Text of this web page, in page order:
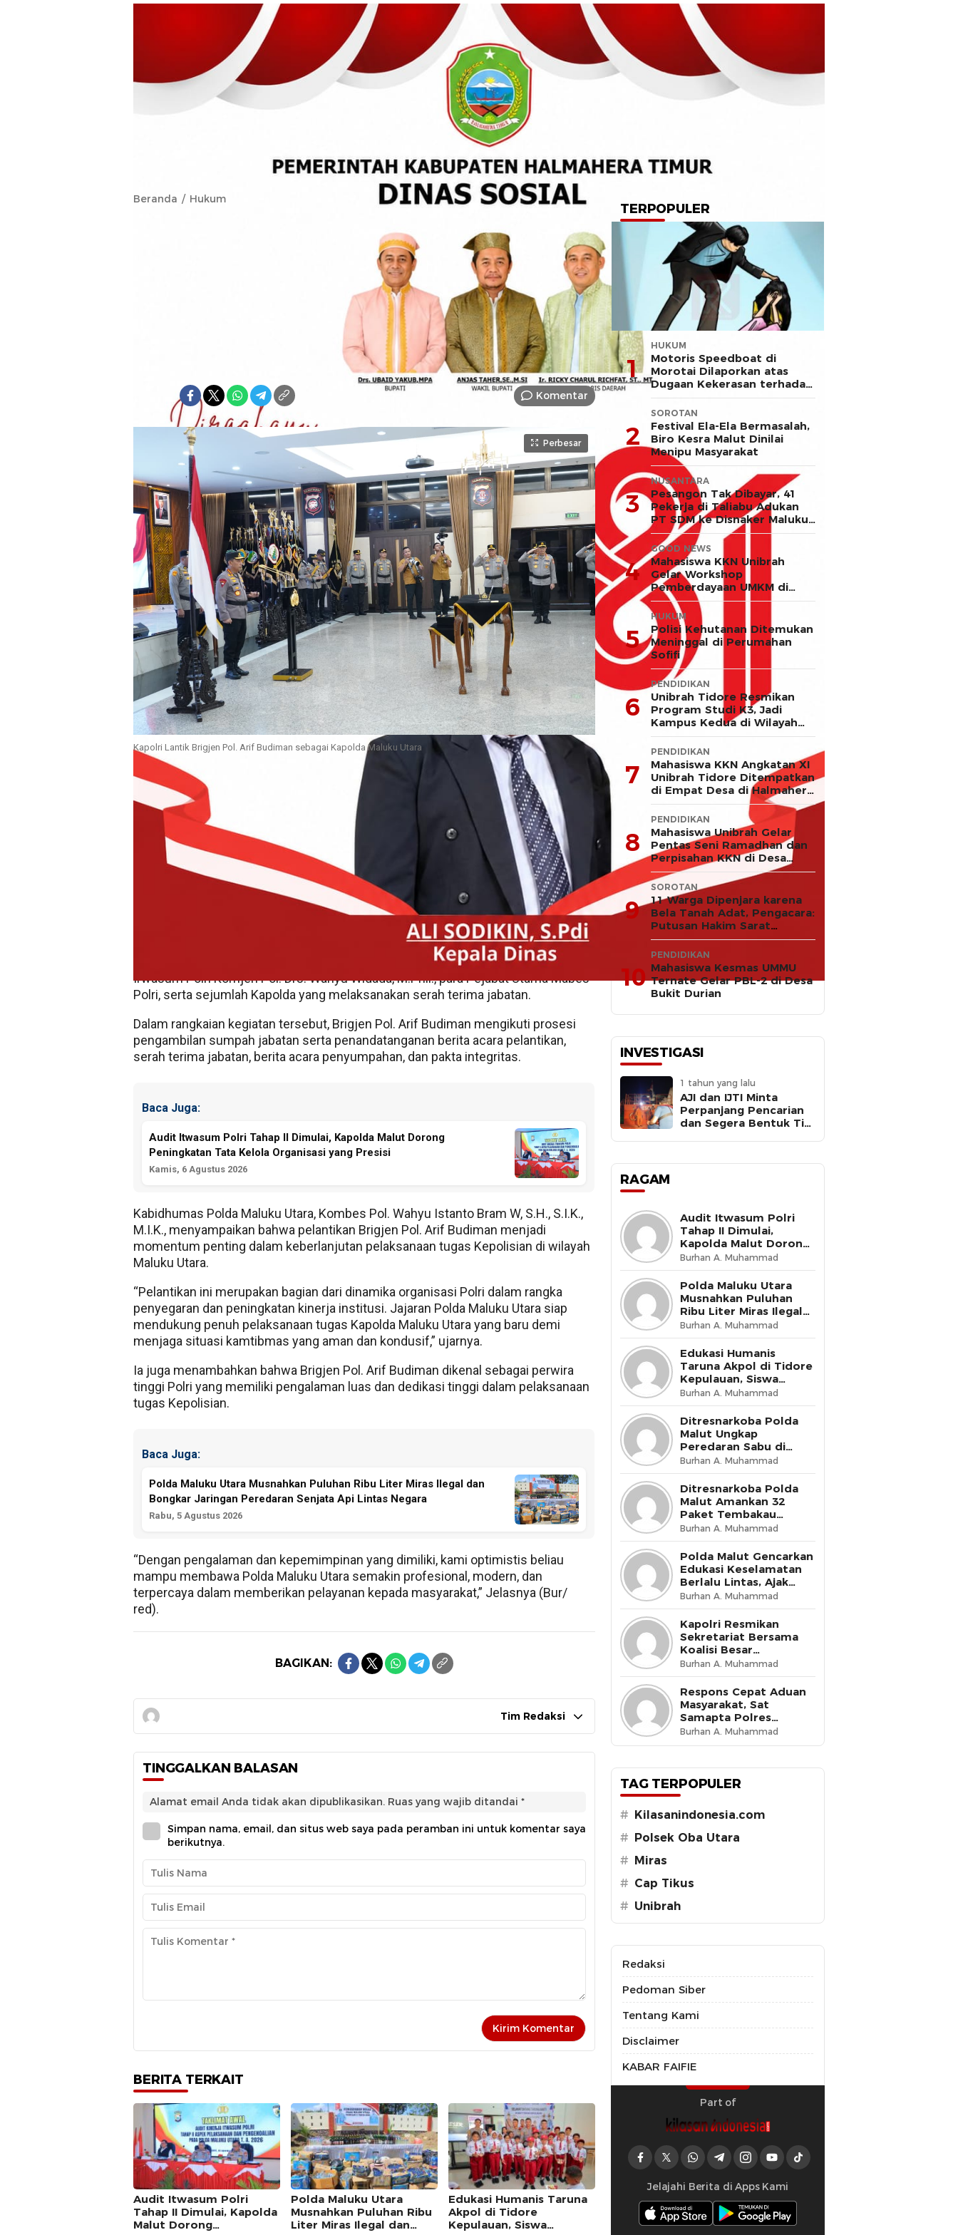
Beranda Hukum
Kapolri Lantik Brigjen Pol. Arif
Budiman sebagai Kapolda
Komentar
Perbesar
Kapolri Lantik Brigjen Pol. Arif Budiman sebagai Kapolda Maluku Utara
JAKARTA – Kilasanindonesia.com.
Kepala Kepolisian Negara Republik Indonesia (Kapolri), Jenderal Polisi Drs. Listyo
Sigit Prabowo, M.Si., resmi melantik Brigjen Pol. Arif Budiman, S.I.K., M.H. sebagai
Kepala Kepolisian Daerah (Kapolda) Maluku Utara dalam upacara pelantikan dan
serah terima jabatan Pejabat Utama Mabes Polri yang berlangsung di Rupattama
Mabes Polri, Minggu (17/5/2026).
Pelantikan tersebut dilaksanakan berdasarkan Surat Telegram Kapolri Nomor:
ST/960/V/KEP./2026 tertanggal 7 Mei 2026 tentang pemberhentian dari dan
pengangkatan dalam jabatan di lingkungan Polri. Prosesi pelantikan dipimpin
langsung oleh Kapolri selaku Inspektur Upacara dan berlangsung khidmat dengan
dihadiri Wakapolri Komjen Pol. Prof. Dr. Dedi Prasetyo, S.H., M.Hum., M.Si., M.M.,
Irwasum Polri Komjen Pol. Drs. Wahyu Widada, M.Phil., para Pejabat Utama Mabes
Polri, serta sejumlah Kapolda yang melaksanakan serah terima jabatan.
Dalam rangkaian kegiatan tersebut, Brigjen Pol. Arif Budiman mengikuti prosesi
pengambilan sumpah jabatan serta penandatanganan berita acara pelantikan,
serah terima jabatan, berita acara penyumpahan, dan pakta integritas.
Baca Juga:
Audit Itwasum Polri Tahap II Dimulai, Kapolda Malut Dorong
Peningkatan Tata Kelola Organisasi yang Presisi
Kamis, 6 Agustus 2026
Kabidhumas Polda Maluku Utara, Kombes Pol. Wahyu Istanto Bram W, S.H., S.I.K.,
M.I.K., menyampaikan bahwa pelantikan Brigjen Pol. Arif Budiman menjadi
momentum penting dalam keberlanjutan pelaksanaan tugas Kepolisian di wilayah
Maluku Utara.
“Pelantikan ini merupakan bagian dari dinamika organisasi Polri dalam rangka
penyegaran dan peningkatan kinerja institusi. Jajaran Polda Maluku Utara siap
mendukung penuh pelaksanaan tugas Kapolda Maluku Utara yang baru demi
menjaga situasi kamtibmas yang aman dan kondusif,” ujarnya.
Ia juga menambahkan bahwa Brigjen Pol. Arif Budiman dikenal sebagai perwira
tinggi Polri yang memiliki pengalaman luas dan dedikasi tinggi dalam pelaksanaan
tugas Kepolisian.
Baca Juga:
Polda Maluku Utara Musnahkan Puluhan Ribu Liter Miras Ilegal dan
Bongkar Jaringan Peredaran Senjata Api Lintas Negara
Rabu, 5 Agustus 2026
“Dengan pengalaman dan kepemimpinan yang dimiliki, kami optimistis beliau
mampu membawa Polda Maluku Utara semakin profesional, modern, dan
terpercaya dalam memberikan pelayanan kepada masyarakat,” Jelasnya (Bur/
red).
BAGIKAN:
Tim Redaksi
TINGGALKAN BALASAN
Alamat email Anda tidak akan dipublikasikan. Ruas yang wajib ditandai *
Simpan nama, email, dan situs web saya pada peramban ini untuk komentar saya
berikutnya.
BERITA TERKAIT
Audit Itwasum Polri
Tahap II Dimulai, Kapolda
Malut Dorong
Polda Maluku Utara
Musnahkan Puluhan Ribu
Liter Miras Ilegal dan
Edukasi Humanis Taruna
Akpol di Tidore
Kepulauan, Siswa
TERPOPULER
1
HUKUM
Motoris Speedboat di
Morotai Dilaporkan atas
Dugaan Kekerasan terhadap
Anak
2
SOROTAN
Festival Ela-Ela Bermasalah,
Biro Kesra Malut Dinilai
Menipu Masyarakat
3
NUSANTARA
Pesangon Tak Dibayar, 41
Pekerja di Taliabu Adukan
PT SDM ke Disnaker Maluku
Utara
4
GOOD NEWS
Mahasiswa KKN Unibrah
Gelar Workshop
Pemberdayaan UMKM di
Desa Ekor
5
HUKUM
Polisi Kehutanan Ditemukan
Meninggal di Perumahan
Sofifi
6
PENDIDIKAN
Unibrah Tidore Resmikan
Program Studi K3, Jadi
Kampus Kedua di Wilayah
LLDIKTI XII
7
PENDIDIKAN
Mahasiswa KKN Angkatan XI
Unibrah Tidore Ditempatkan
di Empat Desa di Halmahera
Timur
8
PENDIDIKAN
Mahasiswa Unibrah Gelar
Pentas Seni Ramadhan dan
Perpisahan KKN di Desa
Akejawi
9
SOROTAN
11 Warga Dipenjara karena
Bela Tanah Adat, Pengacara:
Putusan Hakim Sarat
Kejanggalan dan Abaikan
Keadilan
10
PENDIDIKAN
Mahasiswa Kesmas UMMU
Ternate Gelar PBL-2 di Desa
Bukit Durian
INVESTIGASI
1 tahun yang lalu
AJI dan IJTI Minta
Perpanjang Pencarian
dan Segera Bentuk Tim
RAGAM
Audit Itwasum Polri
Tahap II Dimulai,
Kapolda Malut Dorong
Peningkatan Tata
Kelola Organisasi yang
Presisi
Burhan A. Muhammad
Polda Maluku Utara
Musnahkan Puluhan
Ribu Liter Miras Ilegal
dan Bongkar Jaringan
Peredaran Senjata Api
Lintas Negara
Burhan A. Muhammad
Edukasi Humanis
Taruna Akpol di Tidore
Kepulauan, Siswa
Didorong Miliki Disiplin
dan Kemandirian
Burhan A. Muhammad
Ditresnarkoba Polda
Malut Ungkap
Peredaran Sabu di
Halmahera Tengah,
Satu Pengedar
Diamankan
Burhan A. Muhammad
Ditresnarkoba Polda
Malut Amankan 32
Paket Tembakau
Sintetis di Ternate
Utara
Burhan A. Muhammad
Polda Malut Gencarkan
Edukasi Keselamatan
Berlalu Lintas, Ajak
Masyarakat Wujudkan
Budaya Tertib di Jalan
Burhan A. Muhammad
Kapolri Resmikan
Sekretariat Bersama
Koalisi Besar
Perjuangan Buruh
Indonesia, Tegaskan
Komitmen Lindungi
Hak Pekerja dan Jaga
Iklim Investasi
Burhan A. Muhammad
Respons Cepat Aduan
Masyarakat, Sat
Samapta Polres
Ternate Amankan 210
Botol Miras Cap Tikus
Burhan A. Muhammad
TAG TERPOPULER
#
Kilasanindonesia.com
#
Polsek Oba Utara
#
Miras
# Cap Tikus
# Unibrah
Redaksi
Pedoman Siber
Tentang Kami
Disclaimer
KABAR FAIFIE
Part of
Jelajahi Berita di Apps Kami